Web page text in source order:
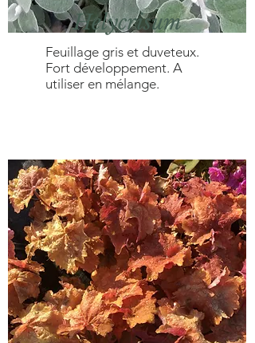
Helycrisum
Feuillage gris et duveteux.
Fort développement. A
utiliser en mélange.